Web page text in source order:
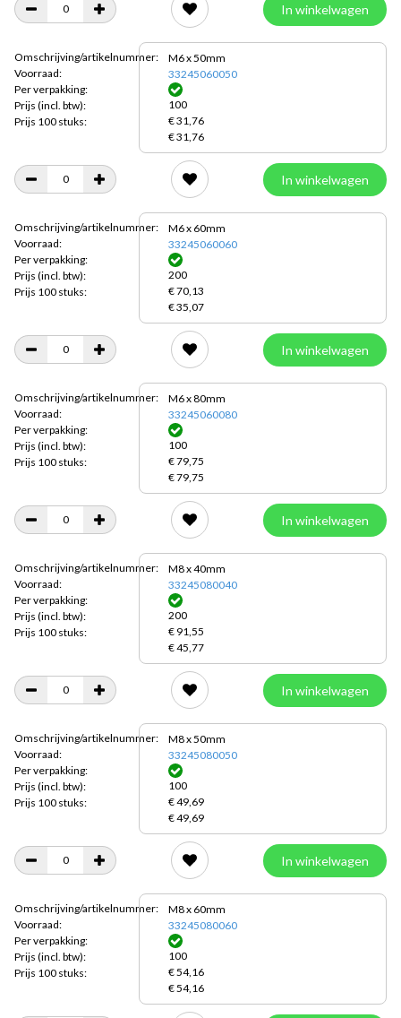
In winkelwagen
Omschrijving/artikelnummer:
Voorraad:
Per verpakking:
Prijs (incl. btw):
Prijs 100 stuks:
M6 x 50mm
33245060050
100
€ 31,76
€ 31,76
In winkelwagen
Omschrijving/artikelnummer:
Voorraad:
Per verpakking:
Prijs (incl. btw):
Prijs 100 stuks:
M6 x 60mm
33245060060
200
€ 70,13
€ 35,07
In winkelwagen
Omschrijving/artikelnummer:
Voorraad:
Per verpakking:
Prijs (incl. btw):
Prijs 100 stuks:
M6 x 80mm
33245060080
100
€ 79,75
€ 79,75
In winkelwagen
Omschrijving/artikelnummer:
Voorraad:
Per verpakking:
Prijs (incl. btw):
Prijs 100 stuks:
M8 x 40mm
33245080040
200
€ 91,55
€ 45,77
In winkelwagen
Omschrijving/artikelnummer:
Voorraad:
Per verpakking:
Prijs (incl. btw):
Prijs 100 stuks:
M8 x 50mm
33245080050
100
€ 49,69
€ 49,69
In winkelwagen
Omschrijving/artikelnummer:
Voorraad:
Per verpakking:
Prijs (incl. btw):
Prijs 100 stuks:
M8 x 60mm
33245080060
100
€ 54,16
€ 54,16